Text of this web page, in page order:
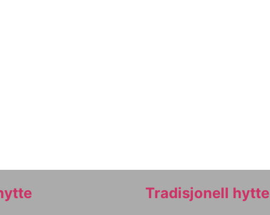
Tradisjonell hytte